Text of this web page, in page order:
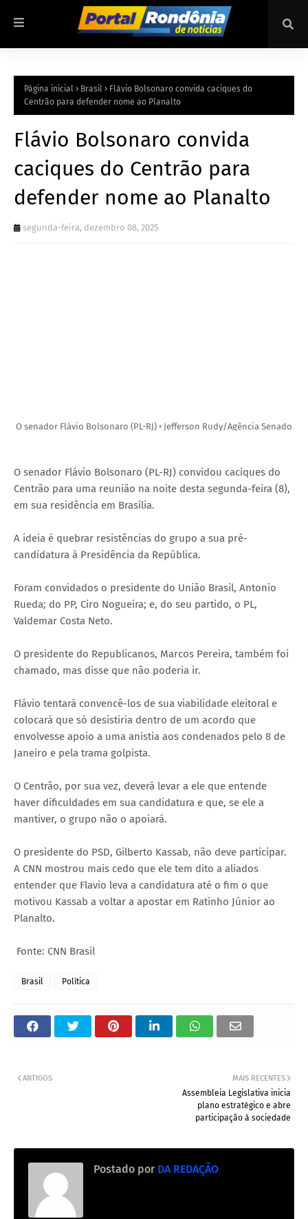
Página inicial Brasil
Flávio Bolsonaro convida caciques do
Centrão para defender nome ao Planalto
Flávio Bolsonaro convida
caciques do Centrão para
defender nome ao Planalto
segunda-feira, dezembro 08, 2025
O senador Flávio Bolsonaro (PL-RJ) • Jefferson Rudy/Agência Senado
O senador Flávio Bolsonaro (PL-RJ) convidou caciques do
Centrão para uma reunião na noite desta segunda-feira (8),
em sua residência em Brasília.
A ideia é quebrar resistências do grupo a sua pré-
candidatura à Presidência da República.
Foram convidados o presidente do União Brasil, Antonio
Rueda; do PP, Ciro Nogueira; e, do seu partido, o PL,
Valdemar Costa Neto.
O presidente do Republicanos, Marcos Pereira, também foi
chamado, mas disse que não poderia ir.
Flávio tentará convencê-los de sua viabilidade eleitoral e
colocará que só desistiria dentro de um acordo que
envolvesse apoio a uma anistia aos condenados pelo 8 de
Janeiro e pela trama golpista.
O Centrão, por sua vez, deverá levar a ele que entende
haver dificuldades em sua candidatura e que, se ele a
mantiver, o grupo não o apoiará.
O presidente do PSD, Gilberto Kassab, não deve participar.
A CNN mostrou mais cedo que ele tem dito a aliados
entender que Flavio leva a candidatura até o fim o que
motivou Kassab a voltar a apostar em Ratinho Júnior ao
Planalto.
Fonte: CNN Brasil
Brasil Política
MAIS RECENTES
Assembleia Legislativa inicia
plano estratégico e abre
participação à sociedade
ANTIGOS
Postado por DA REDAÇÃO